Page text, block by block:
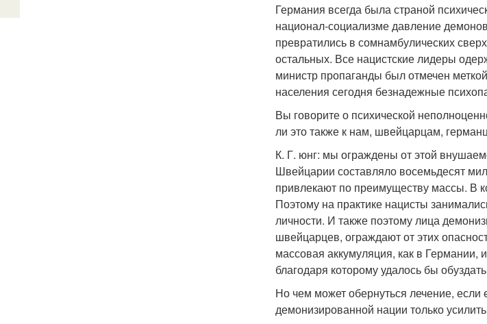
Германия всегда была страной
национал-социализме давление
превратились в сомнамбулических
остальных. Все нацистские лидеры
министр пропаганды был отмечен
населения сегодня безнадежные
Вы говорите о психической
ли это также к нам, швейцарцам,
К. Г. юнг: мы ограждены от этой
Швейцарии составляло восемьдесят
привлекают по преимуществу массы. В
Поэтому на практике нацисты
личности. И также поэтому лица
швейцарцев, ограждают от этих
массовая аккумуляция, как в Германии,
благодаря которому удалось бы
Но чем может обернуться лечение,
демонизированной нации только